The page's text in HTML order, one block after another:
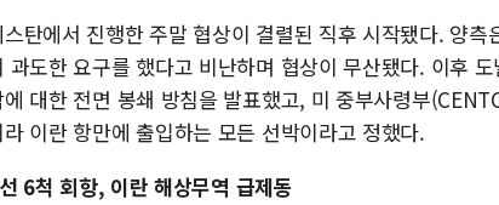
탄에서 진행한 주말 협상이 결렬된 직후 시작됐다. 양측
도한 요구를 했다고 비난하며 협상이 무산됐다. 이후
대한 전면 봉쇄 방침을 발표했고, 미 중부사령부
이란 항만에 출입하는 모든 선박이라고 정했다.
척 회항, 이란 해상무역 급제동